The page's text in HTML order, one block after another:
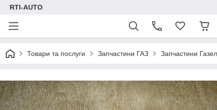
RTI-AUTO
Товари та послуги Запчастини ГАЗ Запчастини